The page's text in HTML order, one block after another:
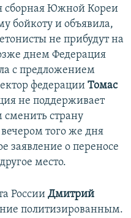
сборная Южной Кореи
бойкоту и объявила,
не прибудут на
днем Федерация
с предложением
федерации Томас
не поддерживает
страну
того же дня
заявление о переносе
место.
России Дмитрий
политизированным.